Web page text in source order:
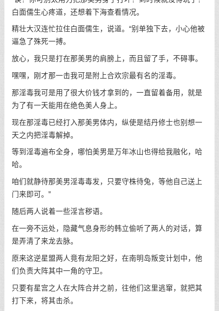
白面儒生心疼道，还想着下海查看情况。
精壮大汉连忙拉住白面儒生，说道。“别单独下去，小心他被
逼急了殊死一搏。
放心，我只是打在那美男的肩膀上，而且留了手，不碍事。
嘿嘿，刚才那一击我可是附上合欢宗最有名的淫毒。
那淫毒我可是用了很大价钱才拿到的，一直留着备用，就是
为了有一天能用在绝色美人身上。
现在那淫毒已经打入那美男体内，纵使是结丹修士也别想一
天之内把淫毒解掉。
等到淫毒遍布全身，哪怕美男是万年冰山也得给我融化，哈
哈。
咱们就静待那美男淫毒毒发，只要守株待兔，等他自己送上
门来即可。”
随后两人说着一些淫言秽语。
在一旁不远处，隐藏气息身形的韩立偷听了两人的对话，算
是弄清了来龙去脉。
原来这逆星盟两人竟有龙阳之好，在南明岛叛变计划中，他
们负责大阵其中一角的守卫。
只要有星宫之人在大阵合并之前，往他们这里逃窜，就把其
打下来，将其击杀。